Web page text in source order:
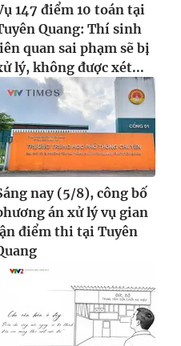
nếu không có sự chấp
VTV.vn khi phát hành lại
147 điểm 10 toán tại
Quang: Thí sinh
quan sai phạm sẽ bị
lý, không được xét...
nay (5/8), công bố
án xử lý vụ gian
điểm thi tại Tuyên